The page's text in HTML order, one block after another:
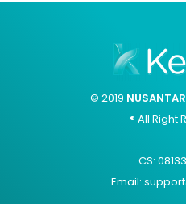
© 2019
® All Right
CS:
Email: